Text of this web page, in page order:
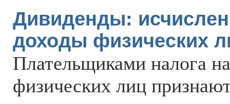
Дивиденды:
доходы физических
Плательщиками налога
физических лиц